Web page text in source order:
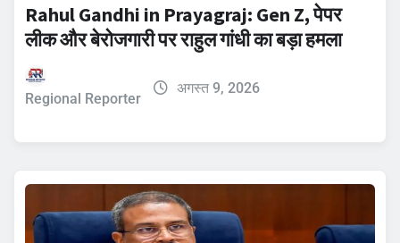
Rahul Gandhi in Prayagraj: Gen Z, पेपर
लीक और बेरोजगारी पर राहुल गांधी का बड़ा हमला
Regional Reporter
अगस्त 9, 2026